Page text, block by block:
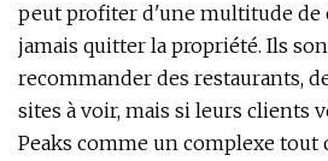
peut profiter d'une multitude de
jamais quitter la propriété. Ils
recommander des restaurants,
sites à voir, mais si leurs clients
Peaks comme un complexe tout